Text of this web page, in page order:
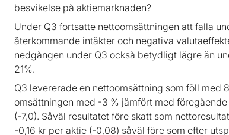
besvikelse på aktiemarknaden?
Under Q3 fortsatte nettoomsättningen att falla
återkommande intäkter och negativa
nedgången under Q3 också betydligt lägre än
21%.
Q3 levererade en nettoomsättning som föll
omsättningen med -3 % jämfört med
(-7,0). Såväl resultatet före skatt som
-0,16 kr per aktie (-0,08) såväl före som efter